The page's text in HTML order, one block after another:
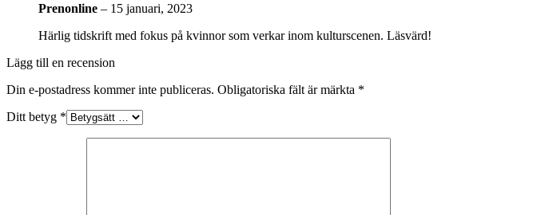
Prenonline – 15 januari, 2023
Härlig tidskrift med fokus på kvinnor som verkar inom kulturscenen. Läsvärd!
Lägg till en recension
Din e-postadress kommer inte publiceras. Obligatoriska fält är märkta *
Ditt betyg *